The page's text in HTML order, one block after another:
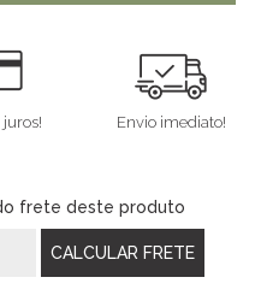
juros! Envio imediato!
frete deste produto